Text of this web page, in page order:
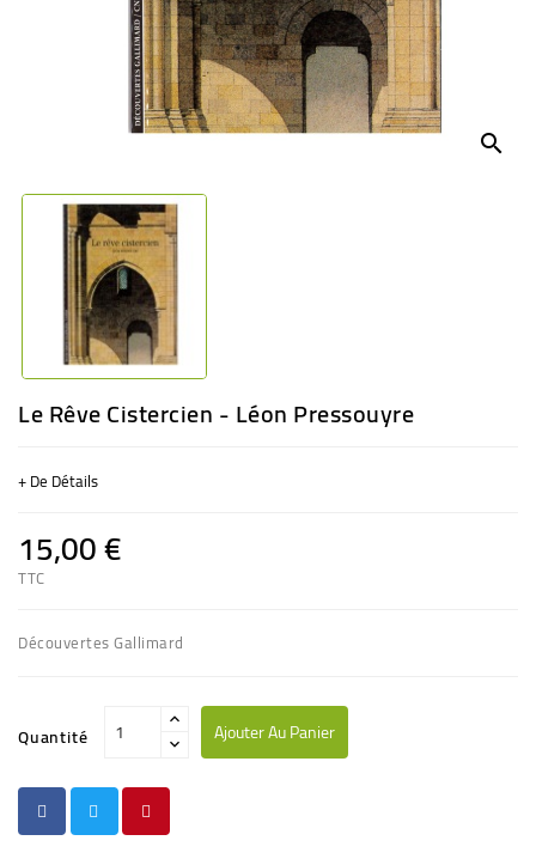
search
Le Rêve Cistercien - Léon Pressouyre
+ De Détails
15,00 €
TTC
Découvertes Gallimard
Quantité Ajouter Au Panier